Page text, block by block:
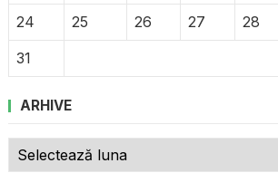
24
25 26 27 28
31
ARHIVE
Arhive